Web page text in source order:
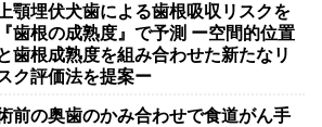
上顎埋伏犬歯による歯根吸収リスクを
『歯根の成熟度』で予測 ー空間的位置
歯根成熟度を組み合わせた新たなリ
ク評価法を提案ー
前の奥歯のかみ合わせで食道がん手